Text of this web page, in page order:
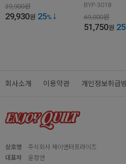
39,900원
29,930원 25%
BYP-3018
69,000원
51,750원 25
회사소개 이용약관 개인정보취급
상호명
주식회사 제이엔터프라이즈
대표자
윤정연